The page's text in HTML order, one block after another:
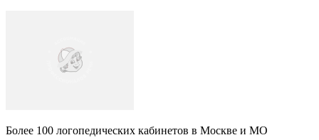
Более 100 логопедических кабинетов в Москве и МО